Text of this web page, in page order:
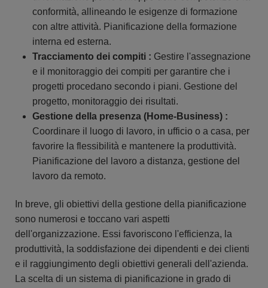
conformità, allineando le esigenze di formazione
con altre attività. Pianificazione della formazione
interna ed esterna.
Tracciamento dei compiti : Gestire l'assegnazione
e il monitoraggio dei compiti per garantire che i
progetti procedano secondo i piani. Gestione del
progetto, monitoraggio dei risultati.
Gestione della presenza (Home-Business) :
Coordinare il luogo di lavoro, in ufficio o a casa, per
favorire la flessibilità e mantenere la produttività.
Pianificazione del lavoro a distanza, gestione del
lavoro da remoto.
In breve, gli obiettivi della gestione della pianificazione
sono numerosi e toccano vari aspetti
dell'organizzazione. Essi favoriscono l'efficienza, la
produttività, la soddisfazione dei dipendenti e dei clienti
e il raggiungimento degli obiettivi generali dell'azienda.
La scelta di un sistema di pianificazione in grado di